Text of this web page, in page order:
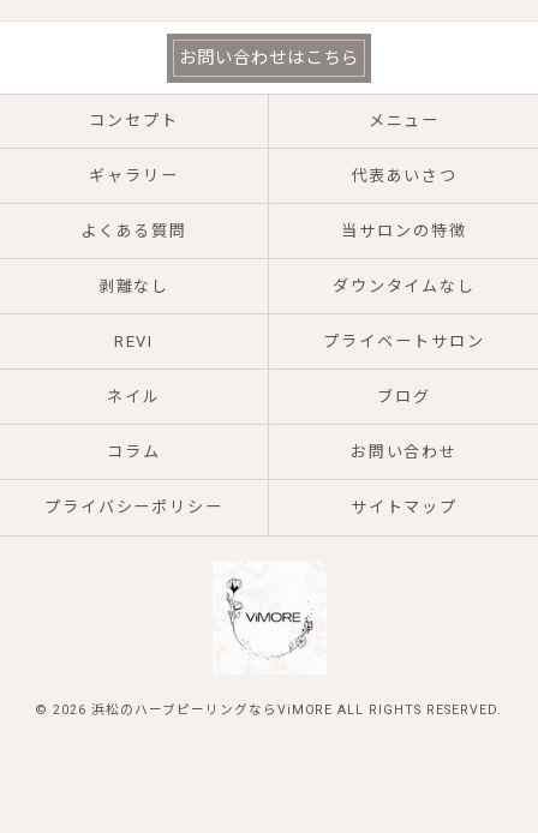
お問い合わせはこちら
コンセプト メニュー
ギャラリー 代表あいさつ
よくある質問 当サロンの特徴
剥離なし ダウンタイムなし
REVI プライベートサロン
ネイル ブログ
コラム お問い合わせ
プライバシーポリシー サイトマップ
© 2026 浜松のハーブピーリングならViMORE ALL RIGHTS RESERVED.